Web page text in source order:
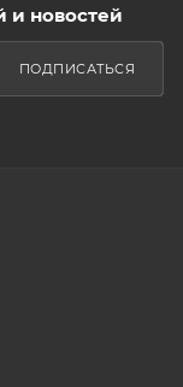
и новостей
ПОДПИСАТЬСЯ